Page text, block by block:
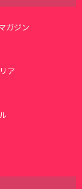
ガジン
ア